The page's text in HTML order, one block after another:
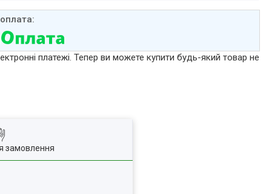
платежі. Тепер ви можете купити будь-який товар не
замовлення